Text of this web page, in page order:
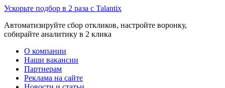
Ускорьте подбор в 2 раза с Talantix
Автоматизируйте сбор откликов, настройте воронку,
собирайте аналитику в 2 клика
О компании
Наши вакансии
Партнерам
Реклама на сайте